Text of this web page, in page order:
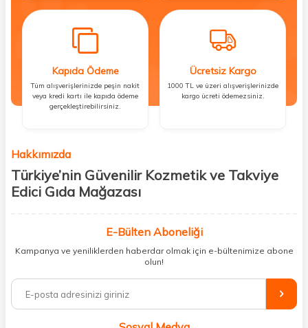
Kapıda Ödeme
Tüm alışverişlerinizde peşin nakit
veya kredi kartı ile kapıda ödeme
gerçekleştirebilirsiniz.
Ücretsiz Kargo
1000 TL ve üzeri alışverişlerinizde
kargo ücreti ödemezsiniz.
Hakkımızda
Türkiye’nin Güvenilir Kozmetik ve Takviye
Edici Gıda Mağazası
kişisel bakım hem de takviye edici gıda ürünlerini sizlerle
buluşturuyoruz. Artık mağaza mağaza dolaşmanıza gerek yok;
ihtiyacınız olan her şeyi tek bir çatı altında topluyor ve kapınıza kadar
%100 orijinal kozmetik ve sağlık ürünleriyle güzelliğinizi tamamlayabilir,
vücudunuzu desteklemek için güvenilir takviye edici gıdalara
E-Bülten Aboneliği
Kampanya ve yeniliklerden haberdar olmak için e-bültenimize abone
olun!